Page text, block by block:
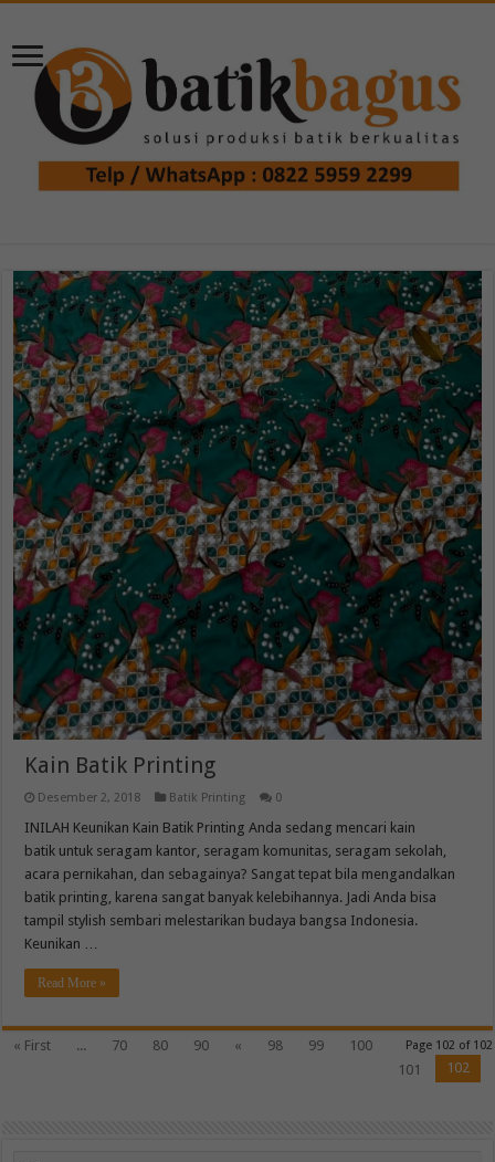
Kain Batik Printing
Desember 2, 2018 Batik Printing 0
INILAH Keunikan Kain Batik Printing Anda sedang mencari kain
batik untuk seragam kantor, seragam komunitas, seragam sekolah,
acara pernikahan, dan sebagainya? Sangat tepat bila mengandalkan
batik printing, karena sangat banyak kelebihannya. Jadi Anda bisa
tampil stylish sembari melestarikan budaya bangsa Indonesia.
Keunikan …
Read More »
Page 102 of 102
« First ... 70 80 90 « 98 99
100
101
102